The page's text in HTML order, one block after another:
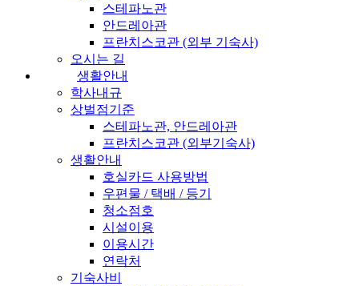
스테파노관
안드레아관
프란치스코관 (외부 기숙사)
오시는 길
생활안내
학사내규
상벌점기준
스테파노관, 안드레아관
프란치스코관 (외부기숙사)
생활안내
호실카드 사용방법
우편물 / 택배 / 등기
청소점호
시설이용
이용시간
연락처
기숙사비